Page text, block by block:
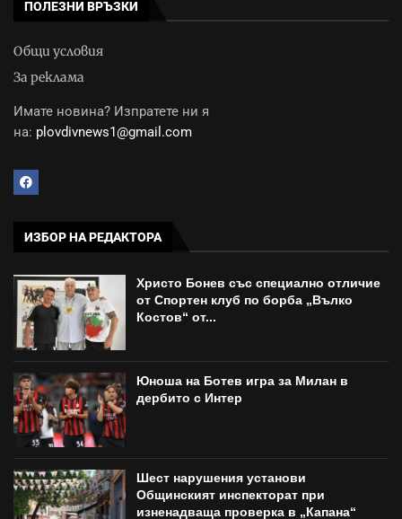
ПОЛЕЗНИ ВРЪЗКИ
Общи условия
За реклама
Имате новина? Изпратете ни я
на: plovdivnews1@gmail.com
ИЗБОР НА РЕДАКТОРА
Христо Бонев със специално отличие
от Спортен клуб по борба „Вълко
Костов“ от...
Юноша на Ботев игра за Милан в
дербито с Интер
Шест нарушения установи
Общинският инспекторат при
изненадваща проверка в „Капана“